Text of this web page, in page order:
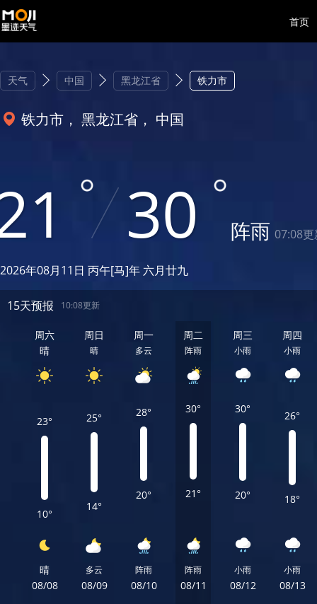
首页
天气 中国 黑龙江省 铁力市
铁力市， 黑龙江省， 中国
30 阵雨 07:08
2026年08月11日 丙午[马]年 六月廿九
15天预报 10:08更新
周六
晴
23°
10°
晴
08/08
周日
晴
25°
14°
多云
08/09
周一
多云
28°
20°
阵雨
08/10
周二
阵雨
30°
21°
阵雨
08/11
周三
小雨
30°
20°
小雨
08/12
周四
小雨
26°
18°
小雨
08/13